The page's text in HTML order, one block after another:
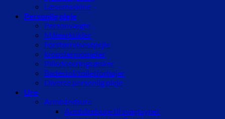
Læsemaskine
Personlig pleje
Personvægte
Målearktikler
Forstørrelsesspejle
kropstermometer
Pilledoseringsæsker
Badestol/toiletforhøjer
Diverse personlig pleje
Ure
Armbåndsure
Armbåndsure til svagtsynet